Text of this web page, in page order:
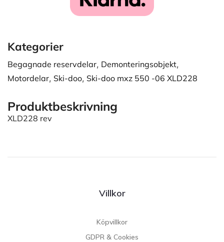
Kategorier
Begagnade reservdelar, Demonteringsobjekt,
Motordelar, Ski-doo, Ski-doo mxz 550 -06 XLD228
Produktbeskrivning
XLD228 rev
Villkor
Köpvillkor
GDPR & Cookies